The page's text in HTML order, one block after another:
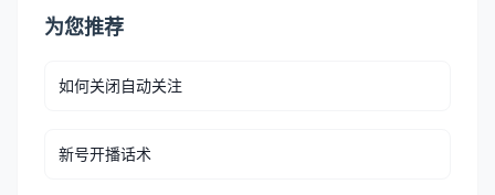
为您推荐
如何关闭自动关注
新号开播话术